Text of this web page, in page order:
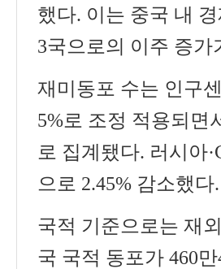
했다. 이는 중국 내
3국으로의 이주 증가
재미동포 수는 인구
5%로 조정 적용되면
로 집계됐다. 러시아
으로 2.45% 감소했다.
국적 기준으로는 재
국 국적 동포가 460만